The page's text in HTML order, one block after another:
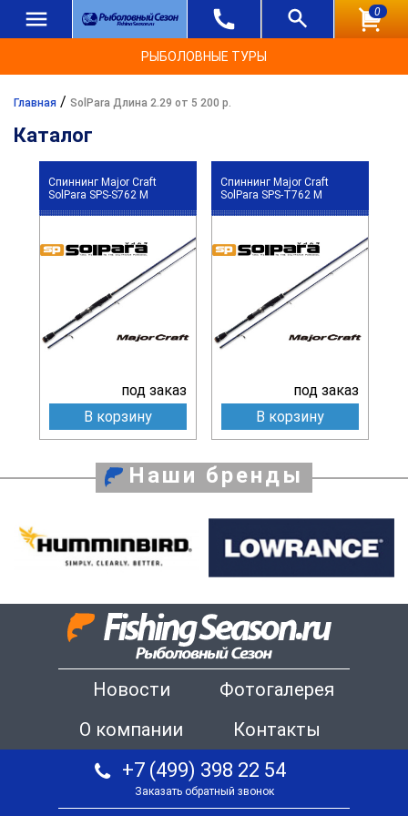
0
РЫБОЛОВНЫЕ ТУРЫ
Главная / SolPara Длина 2.29 от 5 200 р.
Каталог
Спиннинг Major Craft
SolPara SPS-S762 M
под заказ
В корзину
Спиннинг Major Craft
SolPara SPS-T762 M
под заказ
В корзину
Наши бренды
Новости
Фотогалерея
О компании
Контакты
+7 (499) 398 22 54
Заказать обратный звонок